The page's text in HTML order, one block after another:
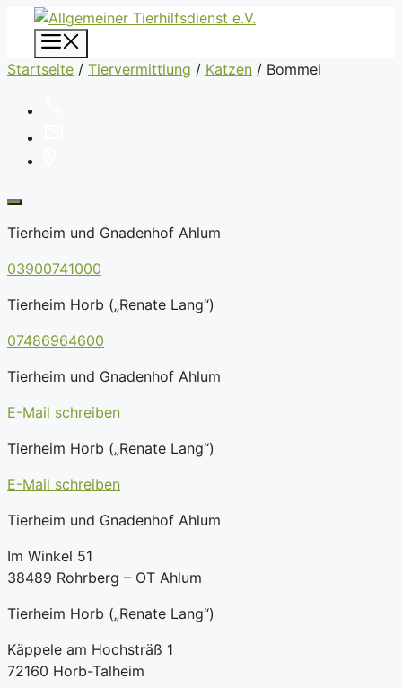
Zum
Inhalt
springen
Startseite / Tiervermittlung / Katzen / Bommel
Tierheim und Gnadenhof Ahlum
03900741000
Tierheim Horb („Renate Lang“)
07486964600
Tierheim und Gnadenhof Ahlum
E-Mail schreiben
Tierheim Horb („Renate Lang“)
E-Mail schreiben
Tierheim und Gnadenhof Ahlum
Im Winkel 51
38489 Rohrberg – OT Ahlum
Tierheim Horb („Renate Lang“)
Käppele am Hochsträß 1
72160 Horb-Talheim